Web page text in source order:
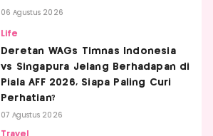
06 Agustus 2026
Life
Deretan WAGs Timnas Indonesia
vs Singapura Jelang Berhadapan di
Piala AFF 2026, Siapa Paling Curi
Perhatian?
07 Agustus 2026
Travel